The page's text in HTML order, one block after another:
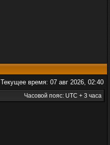
Текущее время: 07 авг 2026, 02:40
Часовой пояс: UTC + 3 часа